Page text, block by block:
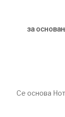
за
Се основа